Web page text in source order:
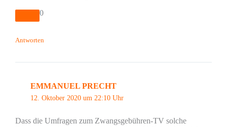
0
Antworten
EMMANUEL PRECHT
12. Oktober 2020 um 22:10 Uhr
Dass die Umfragen zum Zwangsgebühren-TV solche